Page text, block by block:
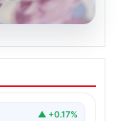
yatacak?
ikramiye
▲ +0.17%